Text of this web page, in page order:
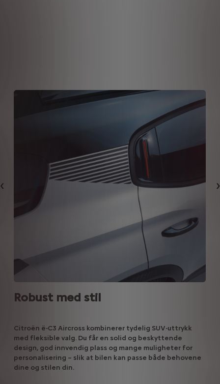
Forrige
Robust med stil
Citroën ë-C3 Aircross kombinerer tydelig SUV-uttrykk
med fleksible valg. Du får en solid og beskyttende
design, god innvendig plass og mange muligheter for
personalisering – slik at bilen kan passe både behovene
dine og stilen din.